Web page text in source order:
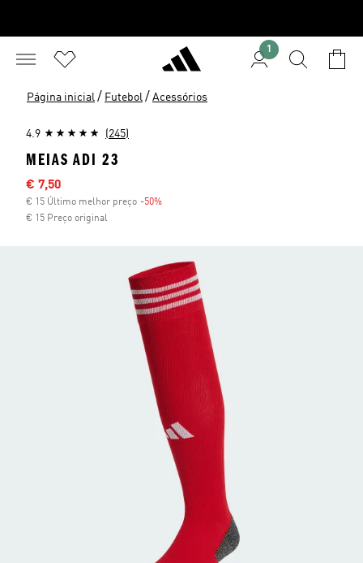
1
Página inicial / Futebol / Acessórios
4.9 (245)
MEIAS ADI 23
Preço com desconto
€ 7,50
€ 15 Último melhor preço -50%
€ 15 Preço original